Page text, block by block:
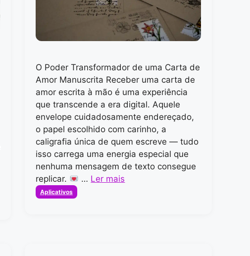
O Poder Transformador de uma Carta de
Amor Manuscrita Receber uma carta de
amor escrita à mão é uma experiência
que transcende a era digital. Aquele
envelope cuidadosamente endereçado,
o papel escolhido com carinho, a
caligrafia única de quem escreve — tudo
isso carrega uma energia especial que
nenhuma mensagem de texto consegue
replicar.
… Ler mais
Categorias
Aplicativos